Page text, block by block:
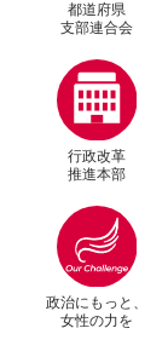
都道府県
支部連合会
行政改革
推進本部
政治にもっと、
女性の力を
別ウィンドウリンク